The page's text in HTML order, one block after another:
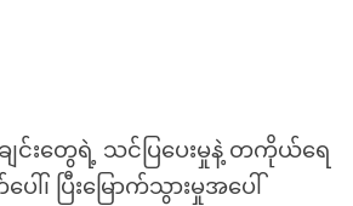
င်းတွေရဲ့ သင်ပြပေးမှုနဲ့ တကိုယ်ရေ
ြီးမြောက်သွားမှုအပေါ်